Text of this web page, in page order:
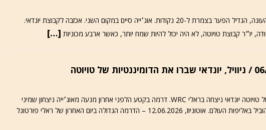
אלפין אוונס זכה בניצחונו השני העונה, הגדיל הפער בצמרת ל-20 נקודות. אוג׳ייה סיים במקום השני. אכזבה לקבוצת יונדאי.
[…]
אחרי חמישה ניצחונות רצופים של טויוטה יונדאי ניצחה בראלי WRC. דרמה בקטע הלפני אחרון מנעה מאוג׳ייה ניצחון שמיני
– הדרמה הגדולה ביום האחרון של ראלי פורטוגל